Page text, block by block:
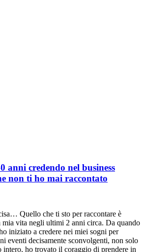
anni credendo nel business
non ti ho mai raccontato
Quello che ti sto per raccontare è
mia vita negli ultimi 2 anni circa. Da quando
iniziato a credere nei miei sogni per
eventi decisamente sconvolgenti, non solo
intero, ho trovato il coraggio di prendere in